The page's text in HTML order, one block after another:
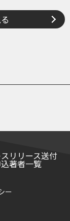
リリース送付
著者一覧
ー